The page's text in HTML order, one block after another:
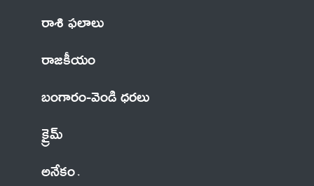
రాశి ఫలాలు
రాజకీయం
బంగారం-వెండి ధరలు
క్రైమ్
అనేకం